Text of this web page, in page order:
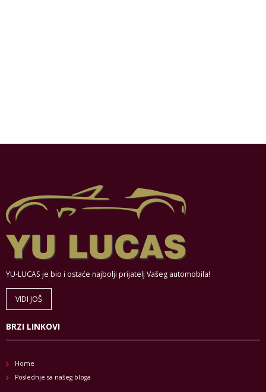
YU-LUCAS je bio i ostaće najbolji prijatelj Vašeg automobila!
VIDI JOŠ
BRZI LINKOVI
Home
Poslednje sa našeg bloga